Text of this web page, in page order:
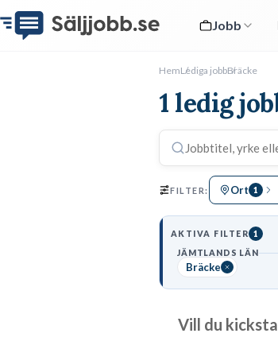
Jobb
HemLediga jobbBräcke
1 ledig
FILTER: Ort 1
AKTIVA FILTER 1
JÄMTLANDS LÄN
Bräcke
Vill du